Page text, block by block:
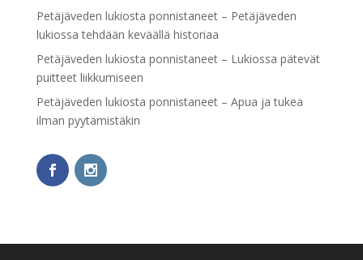
Petäjäveden lukiosta ponnistaneet – Petäjäveden
lukiossa tehdään keväällä historiaa
Petäjäveden lukiosta ponnistaneet – Lukiossa pätevät
puitteet liikkumiseen
Petäjäveden lukiosta ponnistaneet – Apua ja tukea
ilman pyytämistäkin